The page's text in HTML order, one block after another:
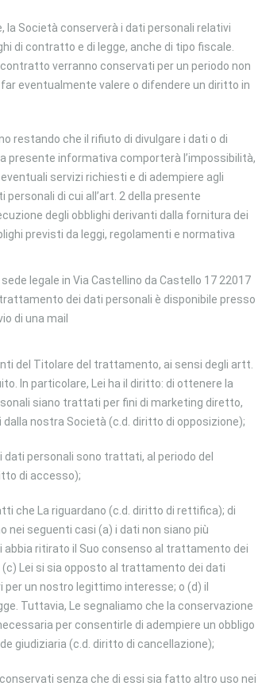
Società conserverà i dati personali relativi
di contratto e di legge, anche di tipo fiscale.
verranno conservati per un periodo non
eventualmente valere o difendere un diritto in
restando che il rifiuto di divulgare i dati o di
presente informativa comporterà l’impossibilità,
servizi richiesti e di adempiere agli
di cui all’art. 2 della presente
degli obblighi derivanti dalla fornitura dei
previsti da leggi, regolamenti e normativa
legale in Via Castellino da Castello 17 22017
trattamento dei dati personali è disponibile presso
di una mail
del Titolare del trattamento, ai sensi degli artt.
In particolare, Lei ha il diritto: di ottenere la
siano trattati per fini di marketing diretto,
nostra Società (c.d. diritto di opposizione);
personali sono trattati, al periodo del
di accesso);
che La riguardano (c.d. diritto di rettifica); di
nei seguenti casi (a) i dati non siano più
ritirato il Suo consenso al trattamento dei
Lei si sia opposto al trattamento dei dati
un nostro legittimo interesse; o (d) il
Tuttavia, Le segnaliamo che la conservazione
per consentirle di adempiere un obbligo
giudiziaria (c.d. diritto di cancellazione);
senza che di essi sia fatto altro uso nei